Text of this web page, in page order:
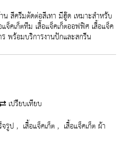
าน สีครีมตัดต่อสีเทา มีฮู๊ด เหมาะสำหรับ
จ็คเก็ตทีม เสื้อแจ็คเก็ตออฟฟิศ เสื้อแจ็ค
ร พร้อมบริการงานปักและสกรีน
เปรียบเทียบ
จรูป , เสื้อแจ็คเก็ต, เสื้อแจ็คเก็ต ผ้า